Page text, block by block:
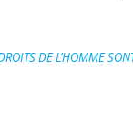
DE L’HOMME